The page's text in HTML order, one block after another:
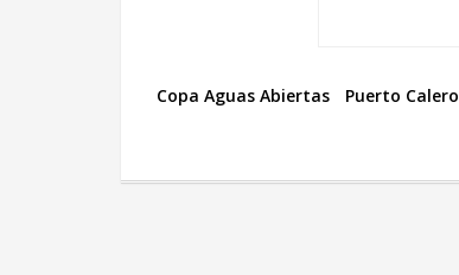
Copa Aguas Abiertas Puerto Calero